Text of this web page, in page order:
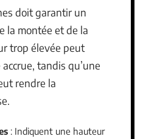
doit garantir un
la montée et de la
trop élevée peut
tandis qu’une
rendre la
: Indiquent une hauteur